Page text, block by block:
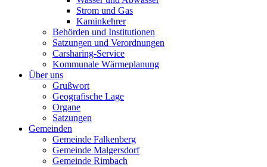
Strom und Gas
Kaminkehrer
Behörden und Institutionen
Satzungen und Verordnungen
Carsharing-Service
Kommunale Wärmeplanung
Über uns
Grußwort
Geografische Lage
Organe
Satzungen
Gemeinden
Gemeinde Falkenberg
Gemeinde Malgersdorf
Gemeinde Rimbach